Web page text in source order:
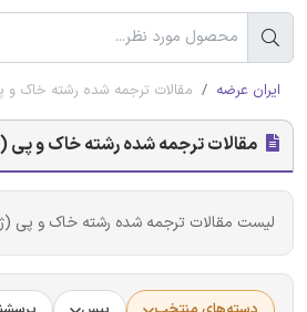
ایران عرضه مقالات ترجمه شده رشته خاک و
مقالات ترجمه شده رشته خاک و پی
لیست مقالات ترجمه شده رشته خاک و پی